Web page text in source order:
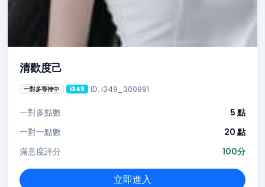
清歡度己
一對多等待中 i349 ID: i349_300991
一對多點數
5 點
一對一點數
20 點
滿意度評分
100分
立即進入